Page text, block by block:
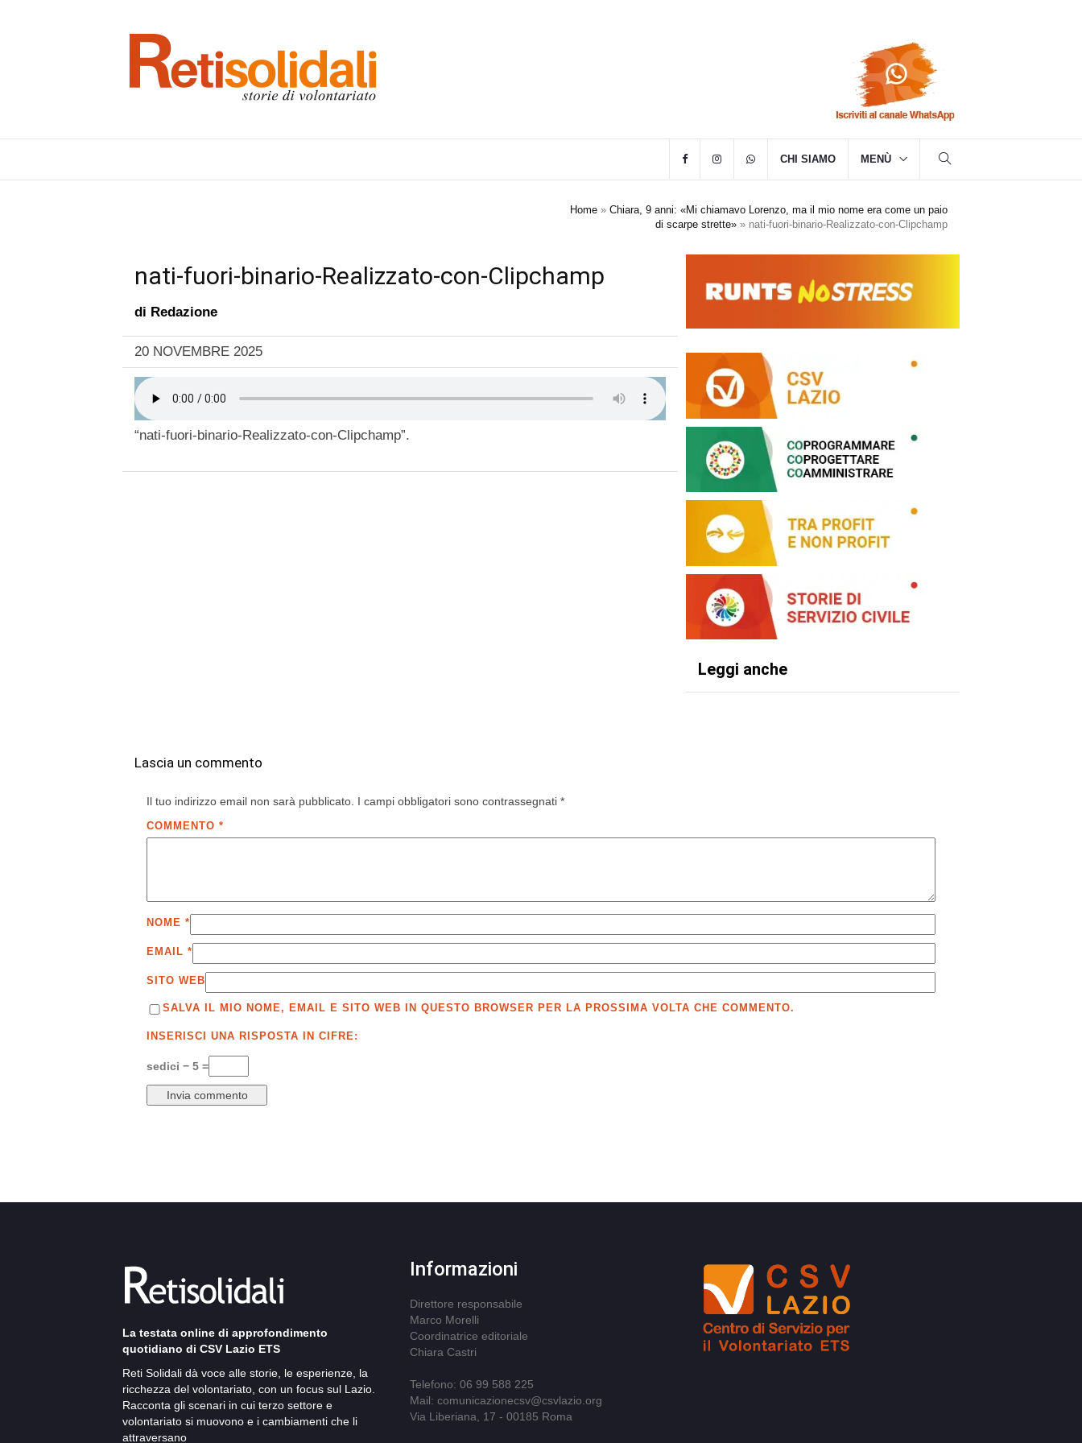
CHI SIAMO MENÙ
Home » Chiara, 9 anni: «Mi chiamavo Lorenzo, ma il mio nome era come un paio
di scarpe strette» » nati-fuori-binario-Realizzato-con-Clipchamp
nati-fuori-binario-Realizzato-con-Clipchamp
di Redazione
20 NOVEMBRE 2025
“nati-fuori-binario-Realizzato-con-Clipchamp”.
Leggi anche
Lascia un commento
Il tuo indirizzo email non sarà pubblicato. I campi obbligatori sono contrassegnati *
COMMENTO *
NOME *
EMAIL *
SITO WEB
SALVA IL MIO NOME, EMAIL E SITO WEB IN QUESTO BROWSER PER LA PROSSIMA VOLTA CHE COMMENTO.
INSERISCI UNA RISPOSTA IN CIFRE:
sedici − 5 =
La testata online di approfondimento
quotidiano di CSV Lazio ETS
Reti Solidali dà voce alle storie, le esperienze, la
ricchezza del volontariato, con un focus sul Lazio.
Racconta gli scenari in cui terzo settore e
volontariato si muovono e i cambiamenti che li
attraversano
Informazioni
Direttore responsabile
Marco Morelli
Coordinatrice editoriale
Chiara Castri
Telefono: 06 99 588 225
Mail: comunicazionecsv@csvlazio.org
Via Liberiana, 17 - 00185 Roma